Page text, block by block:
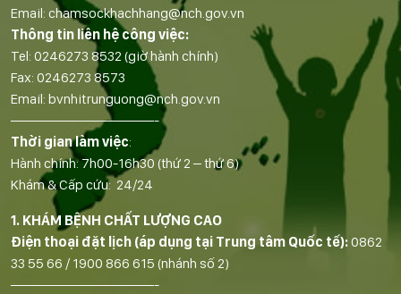
Email: chamsockhachhang@nch.gov.vn
Thông tin liên hệ công việc:
Tel: 0246273 8532 (giờ hành chính)
Fax: 0246273 8573
Email: bvnhitrunguong@nch.gov.vn
——————————-
Thời gian làm việc:
Hành chính: 7h00-16h30 (thứ 2 – thứ 6)
Khám & Cấp cứu: 24/24
1. KHÁM BỆNH CHẤT LƯỢNG CAO
Điện thoại đặt lịch (áp dụng tại Trung tâm Quốc tế):0862
33 55 66 / 1900 866 615 (nhánh số 2)
——————————-